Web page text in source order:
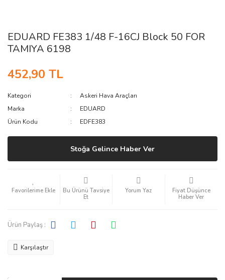
EDUARD FE383 1/48 F-16CJ Block 50 FOR
TAMIYA 6198
452,90 TL
Kategori
Askeri Hava Araçları
Marka
EDUARD
Ürün Kodu
EDFE383
Stoğa Gelince Haber Ver
Bu Ürünü Tavsiye
Et
Yorum Yaz
Fiyat Düşünce
Haber Ver
Ürün Paylaş :
Karşılaştır